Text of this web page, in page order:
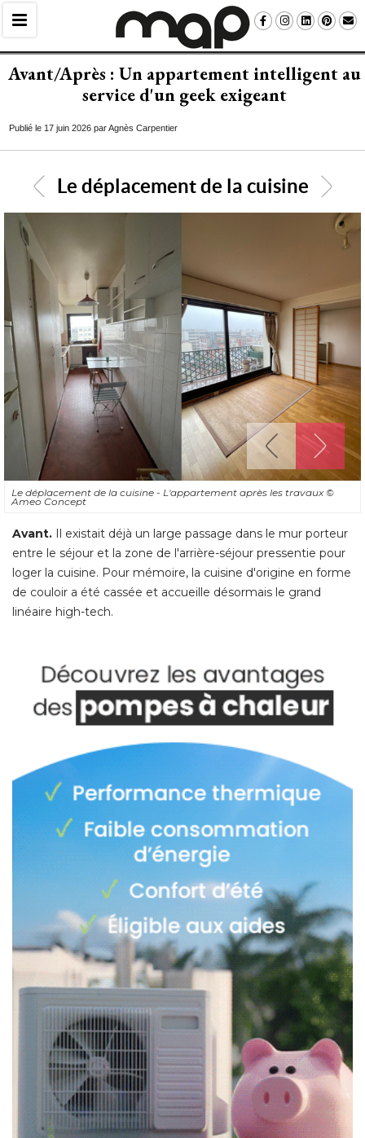
Avant/Après : Un appartement intelligent au
service d'un geek exigeant
Publié le 17 juin 2026 par Agnès Carpentier
<Le déplacement de la cuisine >
Le déplacement de la cuisine - L'appartement après les travaux©
Ameo Concept
Avant. Il existait déjà un large passage dans le mur porteur
entre le séjour et la zone de l'arrière-séjour pressentie pour
loger la cuisine. Pour mémoire, la cuisine d'origine en forme
de couloir a été cassée et accueille désormais le grand
linéaire high-tech.